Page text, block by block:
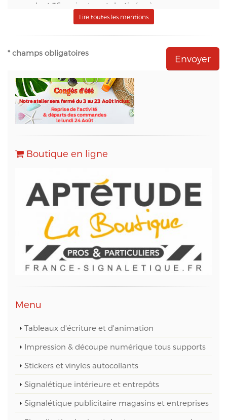
pendant 36 mois et sont destinées à :
- S.A.S. Aptetude (www.france-signaletique.com)
en qualité de propriétaire du site web et
récipiendaire des formulaires,
- Natural-net (www.natural-net.fr) en qualité
- Kiubi (www.kiubi.com) en qualité d'opérateur
technique du site web,
- OVH (www.ovh.com) en qualité d'hébergeur du
site web,
- Sarbacane (www.sarbacane.com) en tant que
d'Emailing, Newsletters, SMS, Emails
Transactionnels (SMTP) et pour le Marketing
Automation.
Conformément à la loi « informatique et libertés »,
vous pouvez exercer votre droit d'accès aux
données vous concernant et les faire rectifier en
contactant M. Christophe PATRY, responsable
technique web et des données informatiques, au
05 56 67 68 01 ou par mail sur info@aptetude.net.
Lire toutes les mentions
* champs obligatoires
Boutique en ligne
Menu
Tableaux d'écriture et d'animation
Impression & découpe numérique tous supports
Stickers et vinyles autocollants
Signalétique intérieure et entrepôts
Signalétique publicitaire magasins et entreprises